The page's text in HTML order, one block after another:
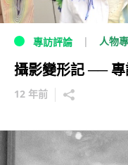
專訪評論 人物
攝影變形記 ──
12 年前